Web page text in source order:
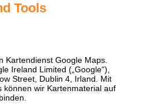
Tools
Kartendienst Google Maps.
Ireland Limited („Google“),
Street, Dublin 4, Irland. Mit
können wir Kartenmaterial auf